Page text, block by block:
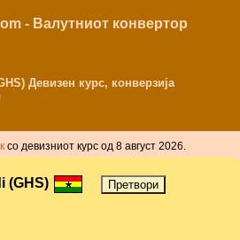
- Валутниот конвертор
Девизен курс, конверзија
со девизниот курс од 8 август 2026.
(GHS)